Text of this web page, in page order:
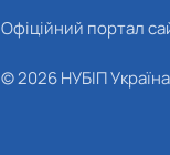
Офіційний портал
© 2026 НУБІП Україна